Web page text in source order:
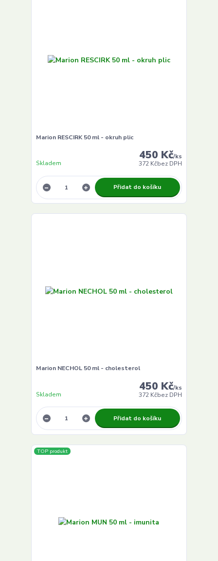
Marion RESCIRK 50 ml - okruh plic
450 Kč/ks
372 Kčbez DPH
Skladem
Přidat do košíku
Marion NECHOL 50 ml - cholesterol
450 Kč/ks
372 Kčbez DPH
Skladem
Přidat do košíku
TOP produkt